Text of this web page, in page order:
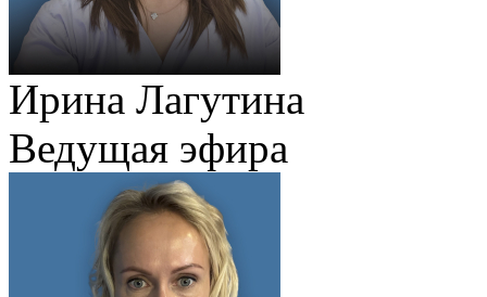
Ирина Лагутина
Ведущая эфира